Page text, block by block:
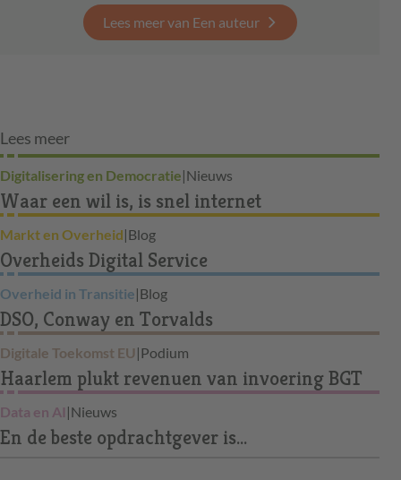
Lees meer van Een auteur
Lees meer
Digitalisering en Democratie|Nieuws
Waar een wil is, is snel internet
Markt en Overheid|Blog
Overheids Digital Service
Overheid in Transitie|Blog
DSO, Conway en Torvalds
Digitale Toekomst EU |Podium
Haarlem plukt revenuen van invoering BGT
Data en AI |Nieuws
En de beste opdrachtgever is…